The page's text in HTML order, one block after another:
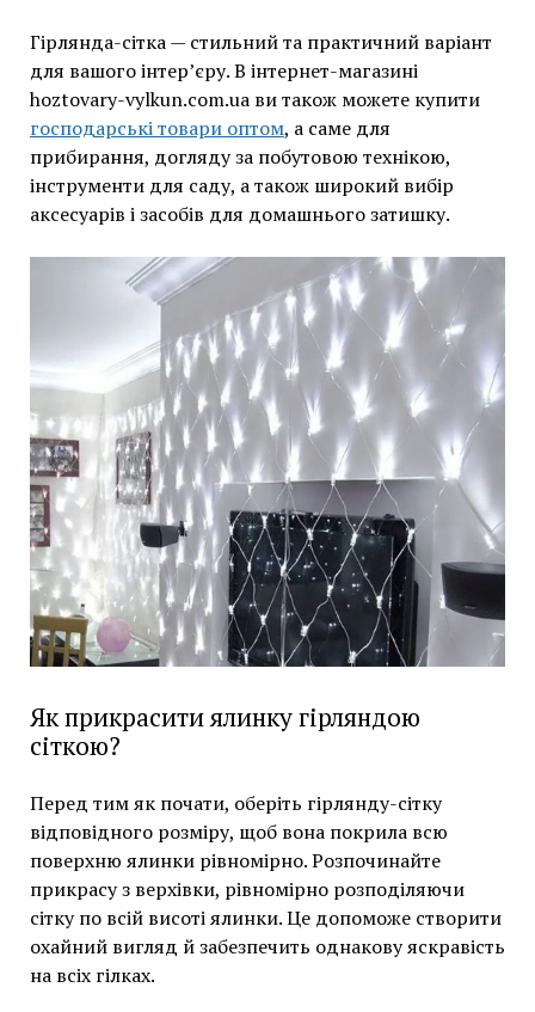
Гірлянда-сітка — стильний та практичний варіант
для вашого інтер’єру. В інтернет-магазині
hoztovary-vylkun.com.ua ви також можете купити
господарські товари оптом, а саме для
прибирання, догляду за побутовою технікою,
інструменти для саду, а також широкий вибір
аксесуарів і засобів для домашнього затишку.
Як прикрасити ялинку гірляндою
сіткою?
Перед тим як почати, оберіть гірлянду-сітку
відповідного розміру, щоб вона покрила всю
поверхню ялинки рівномірно. Розпочинайте
прикрасу з верхівки, рівномірно розподіляючи
сітку по всій висоті ялинки. Це допоможе створити
охайний вигляд й забезпечить однакову яскравість
на всіх гілках.